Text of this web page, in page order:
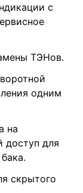
с
ТЭНов.
одним
на
доступ для
скрытого